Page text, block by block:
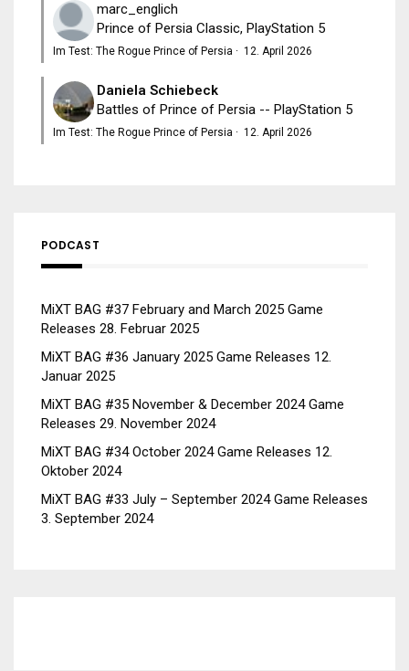
marc_englich
Prince of Persia Classic, PlayStation 5
Im Test: The Rogue Prince of Persia · 12. April 2026
Daniela Schiebeck
Battles of Prince of Persia -- PlayStation 5
Im Test: The Rogue Prince of Persia · 12. April 2026
PODCAST
MiXT BAG #37 February and March 2025 Game
Releases 28. Februar 2025
MiXT BAG #36 January 2025 Game Releases 12.
Januar 2025
MiXT BAG #35 November & December 2024 Game
Releases 29. November 2024
MiXT BAG #34 October 2024 Game Releases 12.
Oktober 2024
MiXT BAG #33 July – September 2024 Game Releases
3. September 2024